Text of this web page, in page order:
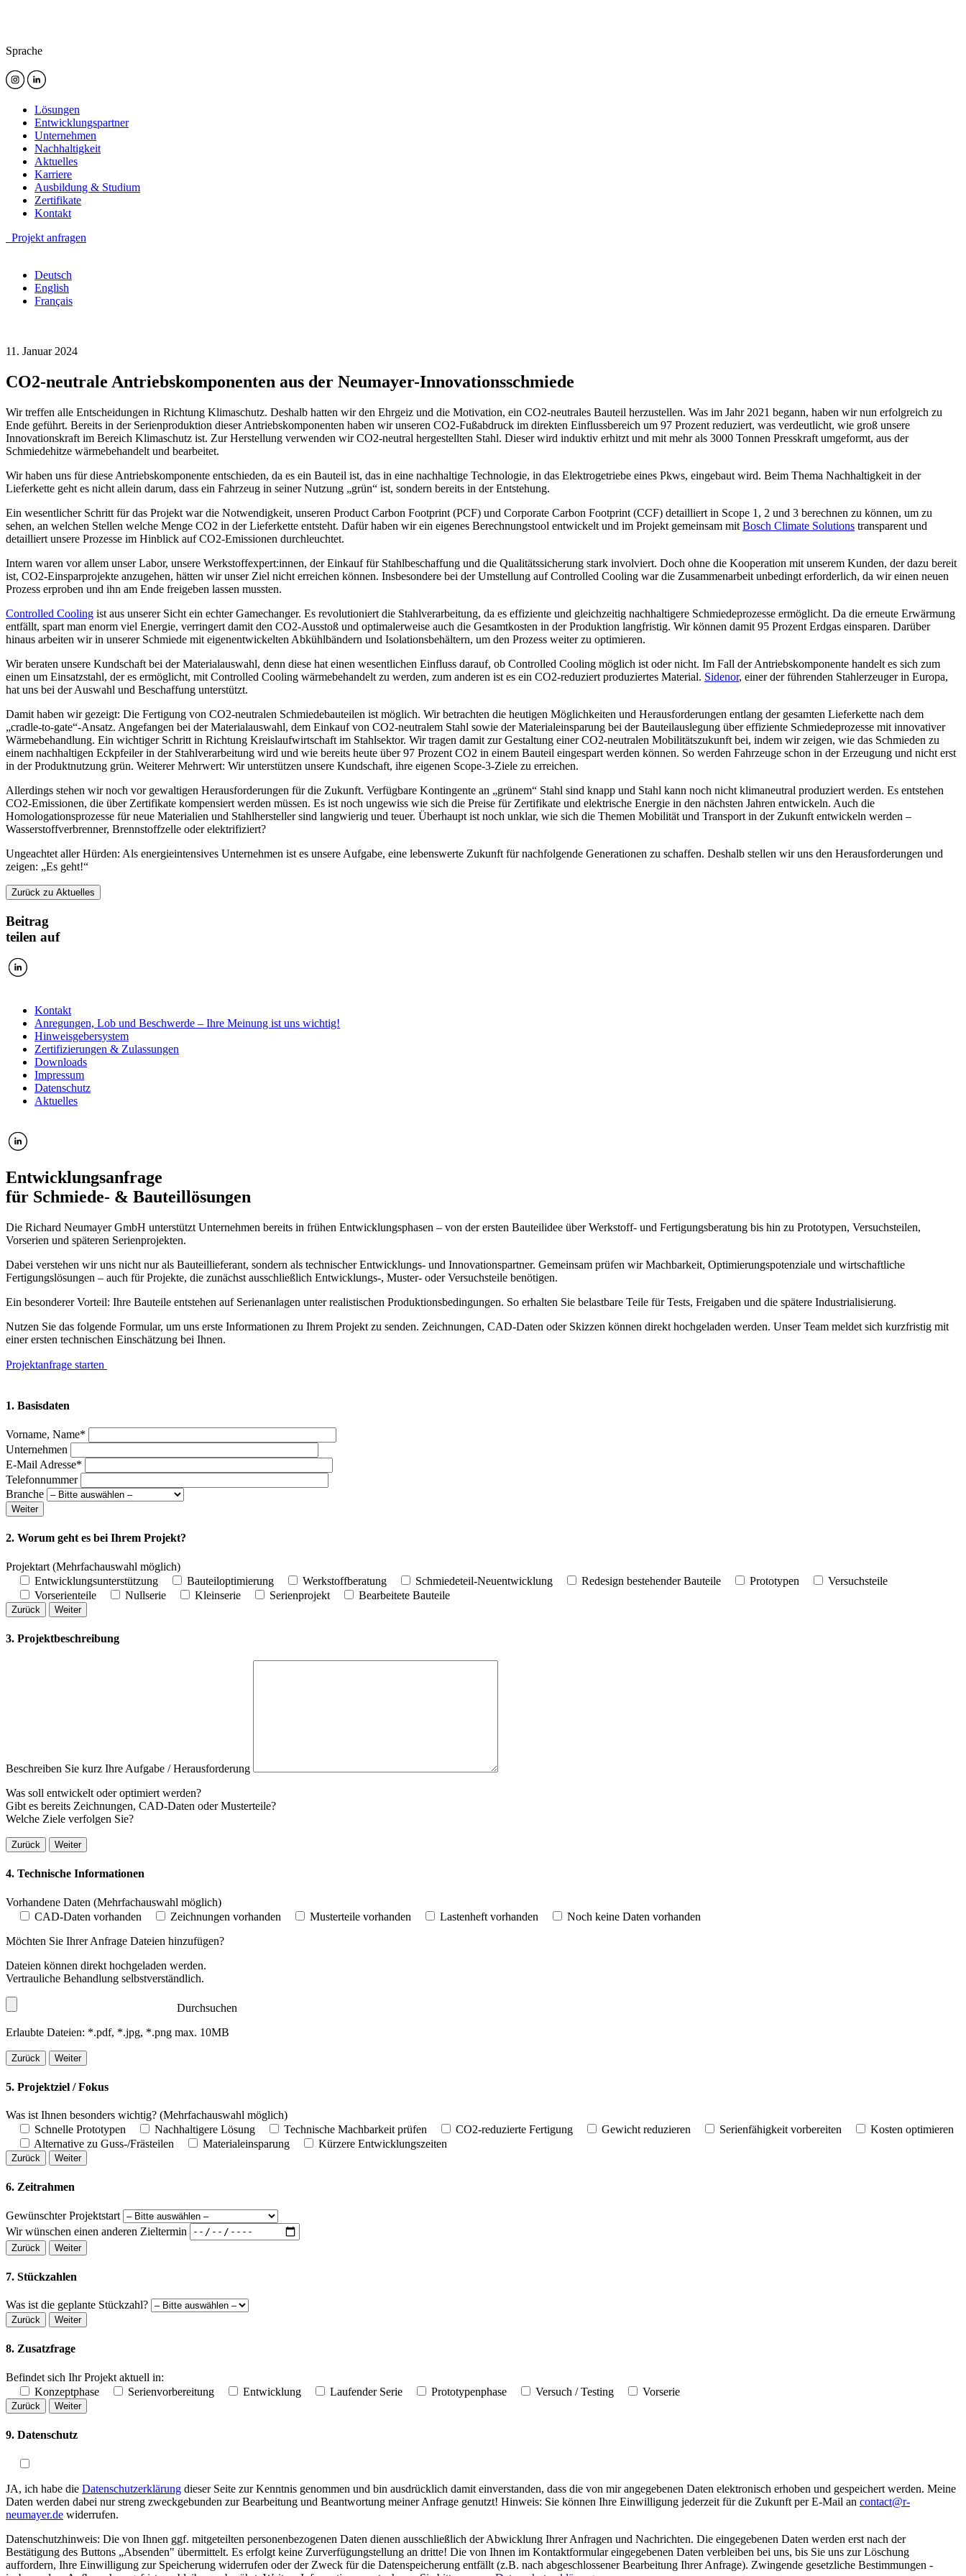
Sprache
Lösungen
Entwicklungspartner
Unternehmen
Nachhaltigkeit
Aktuelles
Karriere
Ausbildung & Studium
Zertifikate
Kontakt
Projekt anfragen
Deutsch
English
Français
11. Januar 2024
CO2-neutrale Antriebskomponenten aus der Neumayer-Innovationsschmiede
Wir treffen alle Entscheidungen in Richtung Klimaschutz. Deshalb hatten wir den Ehrgeiz und die Motivation, ein CO2-neutrales Bauteil herzustellen. Was im Jahr 2021 begann, haben wir nun erfolgreich zu
Ende geführt. Bereits in der Serienproduktion dieser Antriebskomponenten haben wir unseren CO2-Fußabdruck im direkten Einflussbereich um 97 Prozent reduziert, was verdeutlicht, wie groß unsere
Innovationskraft im Bereich Klimaschutz ist. Zur Herstellung verwenden wir CO2-neutral hergestellten Stahl. Dieser wird induktiv erhitzt und mit mehr als 3000 Tonnen Presskraft umgeformt, aus der
Schmiedehitze wärmebehandelt und bearbeitet.
Wir haben uns für diese Antriebskomponente entschieden, da es ein Bauteil ist, das in eine nachhaltige Technologie, in das Elektrogetriebe eines Pkws, eingebaut wird. Beim Thema Nachhaltigkeit in der
Lieferkette geht es nicht allein darum, dass ein Fahrzeug in seiner Nutzung „grün“ ist, sondern bereits in der Entstehung.
Ein wesentlicher Schritt für das Projekt war die Notwendigkeit, unseren Product Carbon Footprint (PCF) und Corporate Carbon Footprint (CCF) detailliert in Scope 1, 2 und 3 berechnen zu können, um zu
sehen, an welchen Stellen welche Menge CO2 in der Lieferkette entsteht. Dafür haben wir ein eigenes Berechnungstool entwickelt und im Projekt gemeinsam mit Bosch Climate Solutions transparent und
detailliert unsere Prozesse im Hinblick auf CO2-Emissionen durchleuchtet.
Intern waren vor allem unser Labor, unsere Werkstoffexpert:innen, der Einkauf für Stahlbeschaffung und die Qualitätssicherung stark involviert. Doch ohne die Kooperation mit unserem Kunden, der dazu bereit
ist, CO2-Einsparprojekte anzugehen, hätten wir unser Ziel nicht erreichen können. Insbesondere bei der Umstellung auf Controlled Cooling war die Zusammenarbeit unbedingt erforderlich, da wir einen neuen
Prozess erproben und ihn am Ende freigeben lassen mussten.
Controlled Cooling ist aus unserer Sicht ein echter Gamechanger. Es revolutioniert die Stahlverarbeitung, da es effiziente und gleichzeitig nachhaltigere Schmiedeprozesse ermöglicht. Da die erneute Erwärmung
entfällt, spart man enorm viel Energie, verringert damit den CO2-Ausstoß und optimalerweise auch die Gesamtkosten in der Produktion langfristig. Wir können damit 95 Prozent Erdgas einsparen. Darüber
hinaus arbeiten wir in unserer Schmiede mit eigenentwickelten Abkühlbändern und Isolationsbehältern, um den Prozess weiter zu optimieren.
Wir beraten unsere Kundschaft bei der Materialauswahl, denn diese hat einen wesentlichen Einfluss darauf, ob Controlled Cooling möglich ist oder nicht. Im Fall der Antriebskomponente handelt es sich zum
einen um Einsatzstahl, der es ermöglicht, mit Controlled Cooling wärmebehandelt zu werden, zum anderen ist es ein CO2-reduziert produziertes Material. Sidenor, einer der führenden Stahlerzeuger in Europa,
hat uns bei der Auswahl und Beschaffung unterstützt.
Damit haben wir gezeigt: Die Fertigung von CO2-neutralen Schmiedebauteilen ist möglich. Wir betrachten die heutigen Möglichkeiten und Herausforderungen entlang der gesamten Lieferkette nach dem
„cradle-to-gate“-Ansatz. Angefangen bei der Materialauswahl, dem Einkauf von CO2-neutralem Stahl sowie der Materialeinsparung bei der Bauteilauslegung über effiziente Schmiedeprozesse mit innovativer
Wärmebehandlung. Ein wichtiger Schritt in Richtung Kreislaufwirtschaft im Stahlsektor. Wir tragen damit zur Gestaltung einer CO2-neutralen Mobilitätszukunft bei, indem wir zeigen, wie das Schmieden zu
einem nachhaltigen Eckpfeiler in der Stahlverarbeitung wird und wie bereits heute über 97 Prozent CO2 in einem Bauteil eingespart werden können. So werden Fahrzeuge schon in der Erzeugung und nicht erst
in der Produktnutzung grün. Weiterer Mehrwert: Wir unterstützen unsere Kundschaft, ihre eigenen Scope-3-Ziele zu erreichen.
Allerdings stehen wir noch vor gewaltigen Herausforderungen für die Zukunft. Verfügbare Kontingente an „grünem“ Stahl sind knapp und Stahl kann noch nicht klimaneutral produziert werden. Es entstehen
CO2-Emissionen, die über Zertifikate kompensiert werden müssen. Es ist noch ungewiss wie sich die Preise für Zertifikate und elektrische Energie in den nächsten Jahren entwickeln. Auch die
Homologationsprozesse für neue Materialien und Stahlhersteller sind langwierig und teuer. Überhaupt ist noch unklar, wie sich die Themen Mobilität und Transport in der Zukunft entwickeln werden –
Wasserstoffverbrenner, Brennstoffzelle oder elektrifiziert?
Ungeachtet aller Hürden: Als energieintensives Unternehmen ist es unsere Aufgabe, eine lebenswerte Zukunft für nachfolgende Generationen zu schaffen. Deshalb stellen wir uns den Herausforderungen und
zeigen: „Es geht!“
Zurück zu Aktuelles
Beitrag
teilen auf
Kontakt
Anregungen, Lob und Beschwerde – Ihre Meinung ist uns wichtig!
Hinweisgebersystem
Zertifizierungen & Zulassungen
Downloads
Impressum
Datenschutz
Aktuelles
Entwicklungsanfrage
für Schmiede- & Bauteillösungen
Die Richard Neumayer GmbH unterstützt Unternehmen bereits in frühen Entwicklungsphasen – von der ersten Bauteilidee über Werkstoff- und Fertigungsberatung bis hin zu Prototypen, Versuchsteilen,
Vorserien und späteren Serienprojekten.
Dabei verstehen wir uns nicht nur als Bauteillieferant, sondern als technischer Entwicklungs- und Innovationspartner. Gemeinsam prüfen wir Machbarkeit, Optimierungspotenziale und wirtschaftliche
Fertigungslösungen – auch für Projekte, die zunächst ausschließlich Entwicklungs-, Muster- oder Versuchsteile benötigen.
Ein besonderer Vorteil: Ihre Bauteile entstehen auf Serienanlagen unter realistischen Produktionsbedingungen. So erhalten Sie belastbare Teile für Tests, Freigaben und die spätere Industrialisierung.
Nutzen Sie das folgende Formular, um uns erste Informationen zu Ihrem Projekt zu senden. Zeichnungen, CAD-Daten oder Skizzen können direkt hochgeladen werden. Unser Team meldet sich kurzfristig mit
einer ersten technischen Einschätzung bei Ihnen.
Projektanfrage starten
1. Basisdaten
Vorname, Name*
Unternehmen
E-Mail Adresse*
Telefonnummer
Branche
Weiter
2. Worum geht es bei Ihrem Projekt?
Projektart (Mehrfachauswahl möglich)
Entwicklungsunterstützung
Bauteiloptimierung Werkstoffberatung Schmiedeteil-Neuentwicklung Redesign bestehender Bauteile Prototypen
Versuchsteile
Vorserienteile
Nullserie Kleinserie Serienprojekt Bearbeitete Bauteile
Zurück Weiter
3. Projektbeschreibung
Beschreiben Sie kurz Ihre Aufgabe / Herausforderung
Was soll entwickelt oder optimiert werden?
Gibt es bereits Zeichnungen, CAD-Daten oder Musterteile?
Welche Ziele verfolgen Sie?
Zurück Weiter
4. Technische Informationen
Vorhandene Daten (Mehrfachauswahl möglich)
CAD-Daten vorhanden
Zeichnungen vorhanden Musterteile vorhanden Lastenheft vorhanden
Noch keine Daten vorhanden
Möchten Sie Ihrer Anfrage Dateien hinzufügen?
Dateien können direkt hochgeladen werden.
Vertrauliche Behandlung selbstverständlich.
Durchsuchen
Erlaubte Dateien: *.pdf, *.jpg, *.png max. 10MB
Zurück Weiter
5. Projektziel / Fokus
Was ist Ihnen besonders wichtig? (Mehrfachauswahl möglich)
Schnelle Prototypen
Nachhaltigere Lösung Technische Machbarkeit prüfen CO2-reduzierte Fertigung Gewicht reduzieren Serienfähigkeit vorbereiten
Kosten optimieren
Alternative zu Guss-/Frästeilen
Materialeinsparung Kürzere Entwicklungszeiten
Zurück Weiter
6. Zeitrahmen
Gewünschter Projektstart
Wir wünschen einen anderen Zieltermin
Zurück Weiter
7. Stückzahlen
Was ist die geplante Stückzahl?
Zurück Weiter
8. Zusatzfrage
Befindet sich Ihr Projekt aktuell in:
Konzeptphase
Serienvorbereitung Entwicklung Laufender Serie Prototypenphase Versuch / Testing Vorserie
Zurück Weiter
9. Datenschutz
JA, ich habe die Datenschutzerklärung dieser Seite zur Kenntnis genommen und bin ausdrücklich damit einverstanden, dass die von mir angegebenen Daten elektronisch erhoben und gespeichert werden. Meine
Daten werden dabei nur streng zweckgebunden zur Bearbeitung und Beantwortung meiner Anfrage genutzt! Hinweis: Sie können Ihre Einwilligung jederzeit für die Zukunft per E-Mail an contact@r-
neumayer.de widerrufen.
Datenschutzhinweis: Die von Ihnen ggf. mitgeteilten personenbezogenen Daten dienen ausschließlich der Abwicklung Ihrer Anfragen und Nachrichten. Die eingegebenen Daten werden erst nach der
Bestätigung des Buttons „Absenden" übermittelt. Es erfolgt keine Zurverfügungstellung an dritte! Die von Ihnen im Kontaktformular eingegebenen Daten verbleiben bei uns, bis Sie uns zur Löschung
auffordern, Ihre Einwilligung zur Speicherung widerrufen oder der Zweck für die Datenspeicherung entfällt (z.B. nach abgeschlossener Bearbeitung Ihrer Anfrage). Zwingende gesetzliche Bestimmungen -